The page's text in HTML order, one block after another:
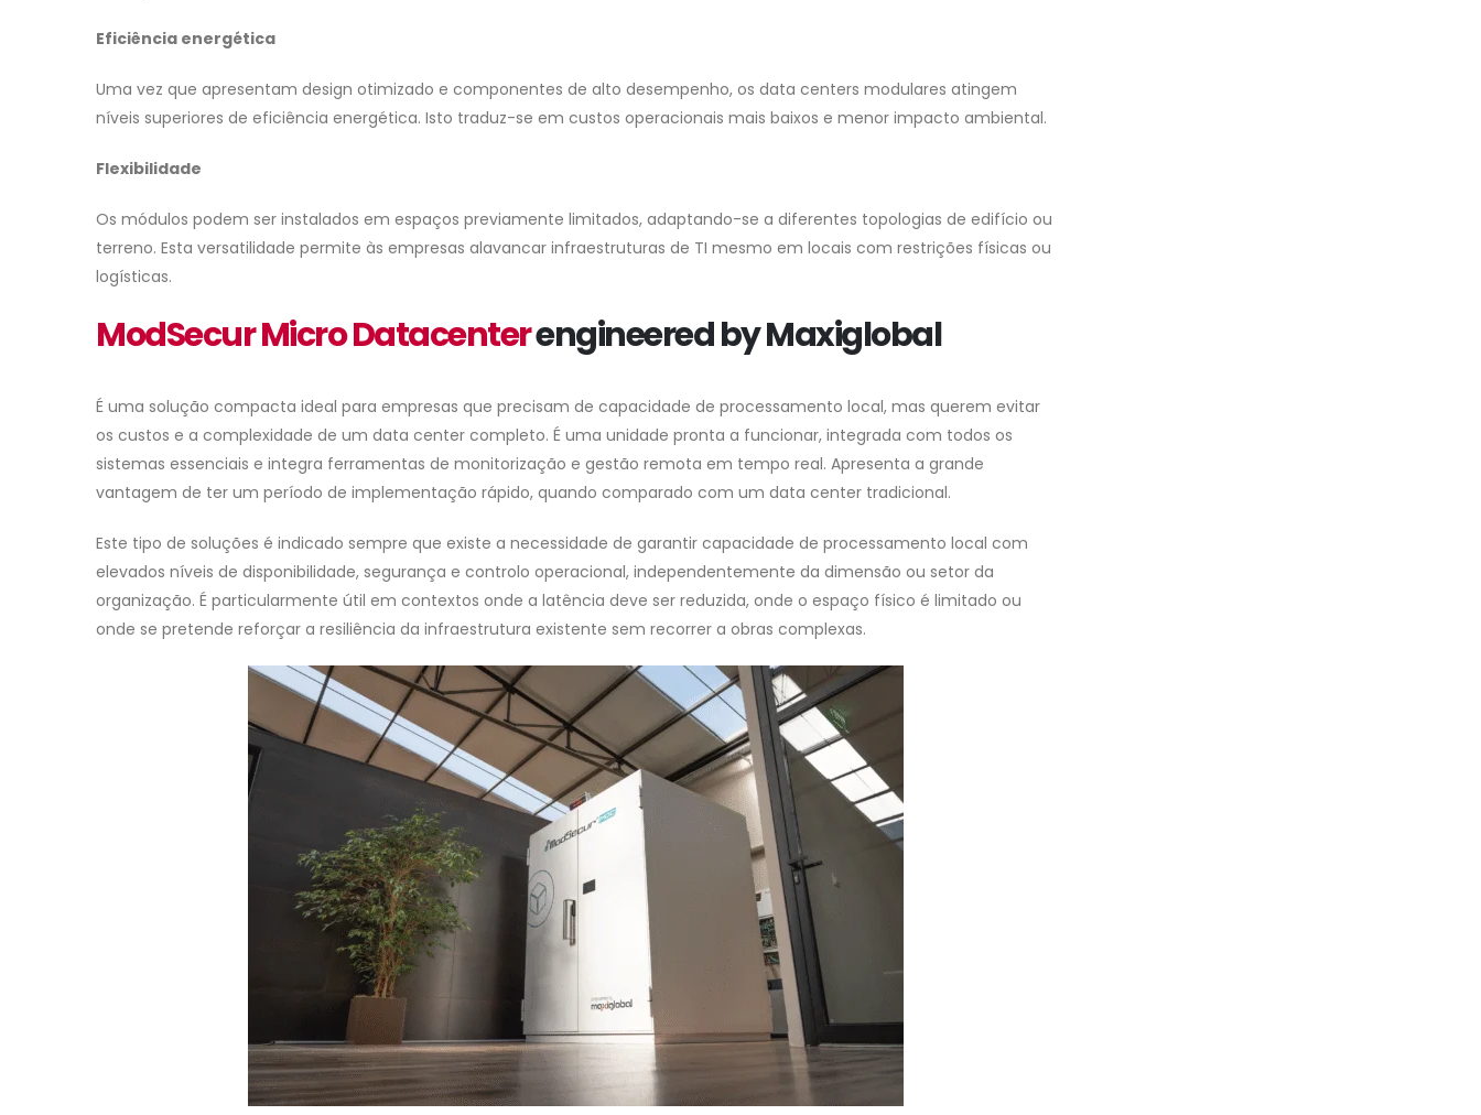
Eficiência energética
Uma vez que apresentam design otimizado e componentes de alto desempenho, os data centers modulares atingem
níveis superiores de eficiência energética. Isto traduz-se em custos operacionais mais baixos e menor impacto ambiental.
Flexibilidade
Os módulos podem ser instalados em espaços previamente limitados, adaptando-se a diferentes topologias de edifício ou
terreno. Esta versatilidade permite às empresas alavancar infraestruturas de TI mesmo em locais com restrições físicas ou
logísticas.
ModSecur Micro Datacenterengineered by Maxiglobal
É uma solução compacta ideal para empresas que precisam de capacidade de processamento local, mas querem evitar
os custos e a complexidade de um data center completo. É uma unidade pronta a funcionar, integrada com todos os
sistemas essenciais e integra ferramentas de monitorização e gestão remota em tempo real. Apresenta a grande
vantagem de ter um período de implementação rápido, quando comparado com um data center tradicional.
Este tipo de soluções é indicado sempre que existe a necessidade de garantir capacidade de processamento local com
elevados níveis de disponibilidade, segurança e controlo operacional, independentemente da dimensão ou setor da
organização. É particularmente útil em contextos onde a latência deve ser reduzida, onde o espaço físico é limitado ou
onde se pretende reforçar a resiliência da infraestrutura existente sem recorrer a obras complexas.